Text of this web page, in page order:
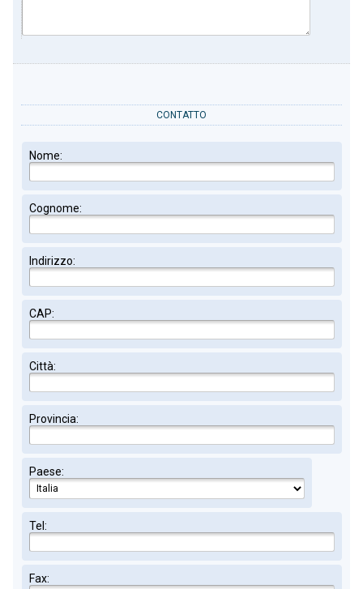
CONTATTO
Nome:
Cognome:
Indirizzo:
CAP:
Città:
Provincia:
Paese:
Tel:
Fax: